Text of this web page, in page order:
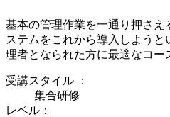
基本の管理作業を一通り押さえ
ステムをこれから導入しよう
理者となられた方に最適なコー
受講スタイル ：
集合研修
レベル：